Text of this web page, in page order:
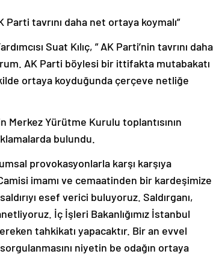
Parti tavrını daha net ortaya koymalı”
Suat Kılıç, ” AK Parti’nin tavrını daha
AK Parti böylesi bir ittifakta mutabakatı
ortaya koyduğunda çerçeve netliğe
Merkez Yürütme Kurulu toplantısının
bulundu.
provokasyonlarla karşı karşıya
imamı ve cemaatinden bir kardeşimize
esef verici buluyoruz. Saldırganı,
İç İşleri Bakanlığımız İstanbul
tahkikatı yapacaktır. Bir an evvel
niyetin be odağın ortaya